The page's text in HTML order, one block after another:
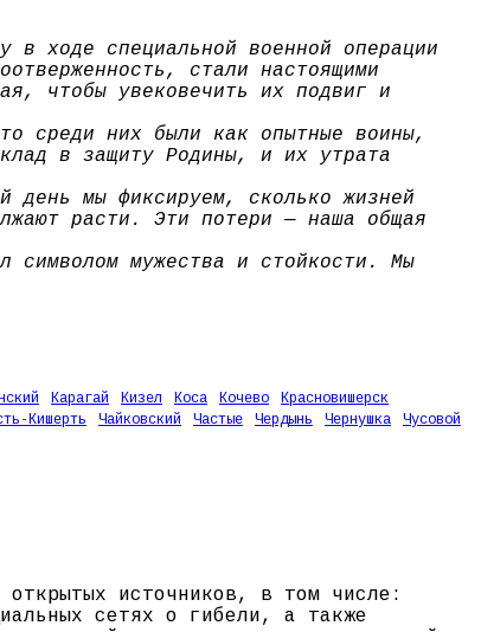
в ходе специальной военной операции
стали настоящими
чтобы увековечить их подвиг и
среди них были как опытные воины,
в защиту Родины, и их утрата
день мы фиксируем, сколько жизней
расти. Эти потери — наша общая
символом мужества и стойкости. Мы
Карагай Кизел Коса Кочево
Красновишерск
Кишерть Чайковский Частые Чердынь Чернушка
Чусовой
источников, в том числе:
сетях о гибели, а также